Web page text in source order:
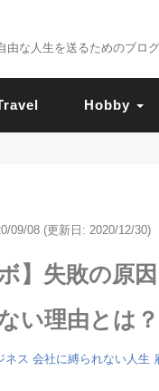
由な人生を送るためのブ
Hobby
09/08 (更新日: 2020/12/30)
】失敗の原
い理由とは？
ネス 会社に縛られない人生